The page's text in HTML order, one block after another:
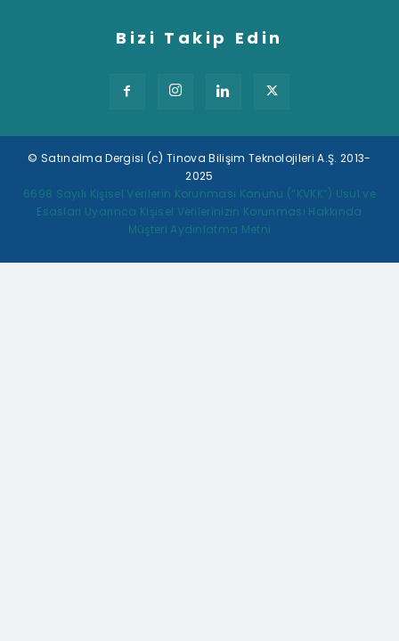
Bizi Takip Edin
© Satınalma Dergisi (c) Tinova Bilişim Teknolojileri A.Ş. 2013-
2025
6698 Sayılı Kişisel Verilerin Korunması Kanunu (“KVKK”) Usul ve
Esasları Uyarınca Kişisel Verilerinizin Korunması Hakkında
Müşteri Aydınlatma Metni